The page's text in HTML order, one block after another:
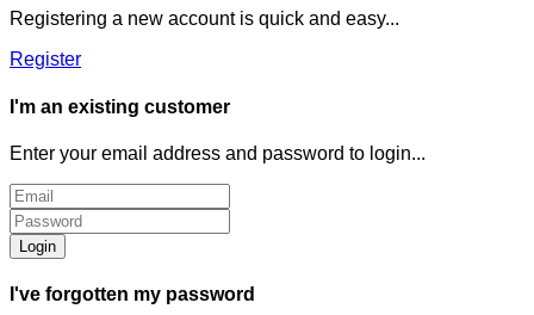
Registering a new account is quick and easy...
Register
I'm an existing customer
Enter your email address and password to login...
Login
I've forgotten my password